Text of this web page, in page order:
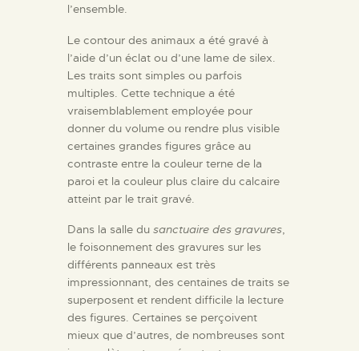
l’ensemble.
Le contour des animaux a été gravé à
l’aide d’un éclat ou d’une lame de silex.
Les traits sont simples ou parfois
multiples. Cette technique a été
vraisemblablement employée pour
donner du volume ou rendre plus visible
certaines grandes figures grâce au
contraste entre la couleur terne de la
paroi et la couleur plus claire du calcaire
atteint par le trait gravé.
Dans la salle du sanctuaire des gravures,
le foisonnement des gravures sur les
différents panneaux est très
impressionnant, des centaines de traits se
superposent et rendent difficile la lecture
des figures. Certaines se perçoivent
mieux que d’autres, de nombreuses sont